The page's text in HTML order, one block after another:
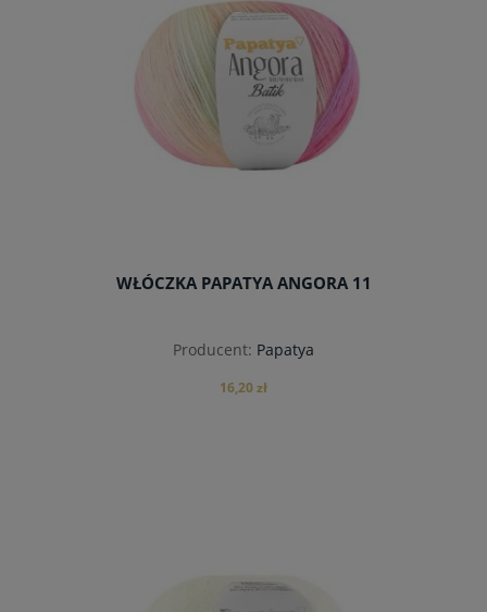
WŁÓCZKA PAPATYA ANGORA 11
Producent: Papatya
16,20 zł